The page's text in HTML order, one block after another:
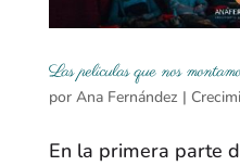
Las películas que nos
por Ana Fernández |
En la primera parte